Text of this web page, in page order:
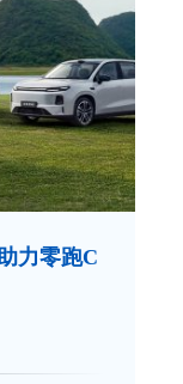
力零跑C